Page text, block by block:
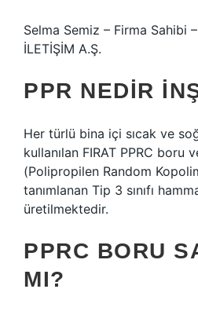
Selma Semiz – Firma Sahibi
İLETİŞİM A.Ş.
PPR NEDIR
Her türlü bina içi sıcak ve
kullanılan FIRAT PPRC boru
(Polipropilen Random
tanımlanan Tip 3 sınıfı
üretilmektedir.
PPRC BORU
MI?